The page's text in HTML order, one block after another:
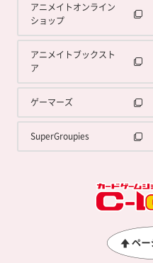
アニメイトオンライン
ショップ
アニメイトブックスト
ア
ゲーマーズ
SuperGroupies